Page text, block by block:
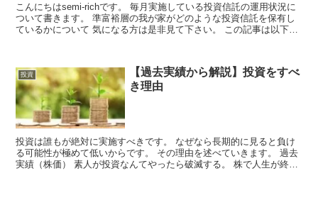
こんにちはsemi-richです。 毎月実施している投資信託の運用状況に
ついて書きます。 準富裕層の我が家がどのような投資信託を保有し
ているかについて 気になる方は是非見て下さい。 この記事は以下の
投資
【過去実績から解説】投資をすべ
き理由
投資は誰もが絶対に実施すべきです。 なぜなら長期的に見ると負け
る可能性が極めて低いからです。 その理由を述べていきます。 過去
実績（株価） 素人が投資なんてやったら破滅する。 株で人生が終わ